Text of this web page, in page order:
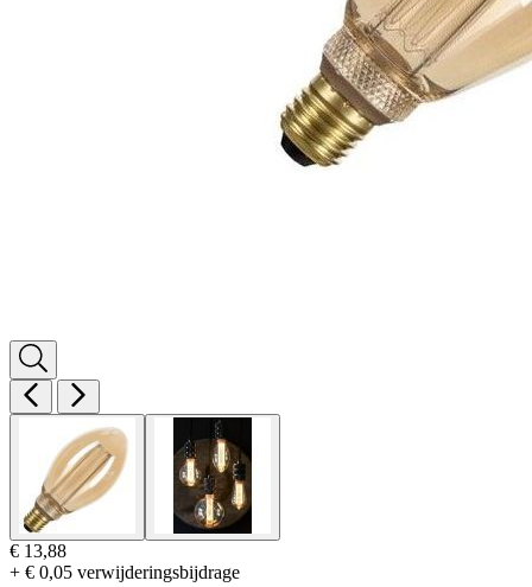
€ 13,88
+ € 0,05 verwijderingsbijdrage